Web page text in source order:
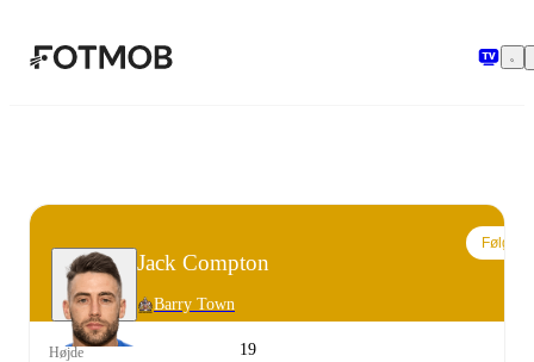
Jack Compton
Barry Town
Følg
Højde 19